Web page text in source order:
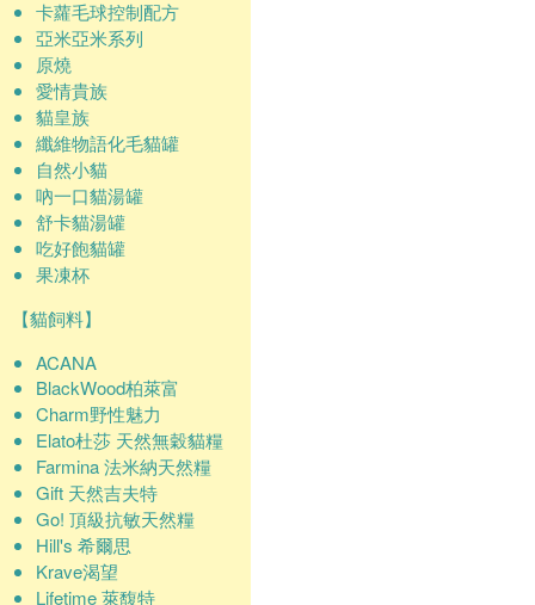
卡蘿毛球控制配方
亞米亞米系列
原燒
愛情貴族
貓皇族
纖維物語化毛貓罐
自然小貓
吶一口貓湯罐
舒卡貓湯罐
吃好飽貓罐
果凍杯
【貓飼料】
ACANA
BlackWood柏萊富
Charm野性魅力
Elato杜莎 天然無穀貓糧
Farmina 法米納天然糧
Gift 天然吉夫特
Go! 頂級抗敏天然糧
Hill's 希爾思
Krave渴望
Lifetime 萊馥特